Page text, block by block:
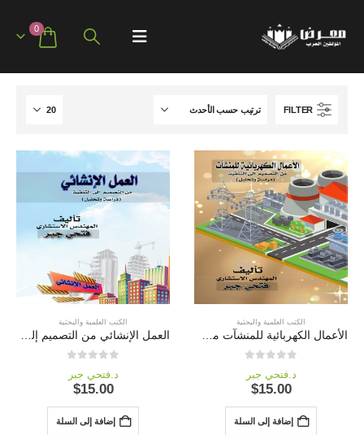
0
FILTER
الكتب العلمية والبحثية
د.فتحي جبر
$15.00
إضافة إلى السلة
الكتب العلمية والبحثية
د.فتحي جبر
$15.00
إضافة إلى السلة